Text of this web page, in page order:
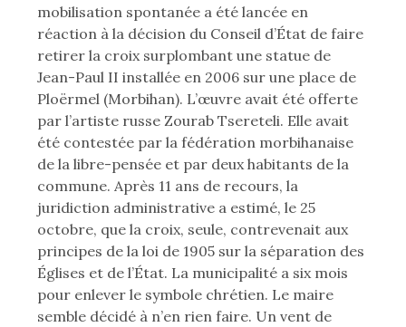
mobilisation spontanée a été lancée en
réaction à la décision du Conseil d’État de faire
retirer la croix surplombant une statue de
Jean-Paul II installée en 2006 sur une place de
Ploërmel (Morbihan). L’œuvre avait été offerte
par l’artiste russe Zourab Tsereteli. Elle avait
été contestée par la fédération morbihanaise
de la libre-pensée et par deux habitants de la
commune. Après 11 ans de recours, la
juridiction administrative a estimé, le 25
octobre, que la croix, seule, contrevenait aux
principes de la loi de 1905 sur la séparation des
Églises et de l’État. La municipalité a six mois
pour enlever le symbole chrétien. Le maire
semble décidé à n’en rien faire. Un vent de